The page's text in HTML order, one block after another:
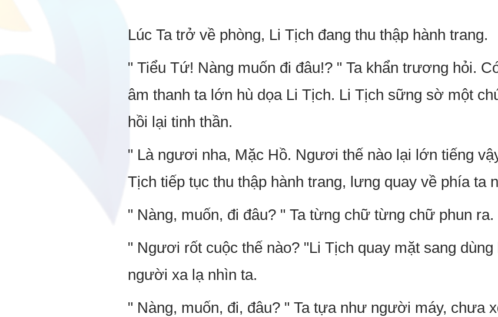
Lúc Ta trở về phòng, Li Tịch đang thu thập hành trang.
" Tiểu Tứ! Nàng muốn đi đâu!? " Ta khẩn trương hỏi.
âm thanh ta lớn hù dọa Li Tịch. Li Tịch sững sờ một
hồi lại tinh thần.
" Là ngươi nha, Mặc Hồ. Ngươi thế nào lại lớn tiếng
Tịch tiếp tục thu thập hành trang, lưng quay về phía ta
" Nàng, muốn, đi đâu? " Ta từng chữ từng chữ phun ra.
" Ngươi rốt cuộc thế nào? "Li Tịch quay mặt sang
người xa lạ nhìn ta.
" Nàng, muốn, đi, đâu? " Ta tựa như người máy, chưa